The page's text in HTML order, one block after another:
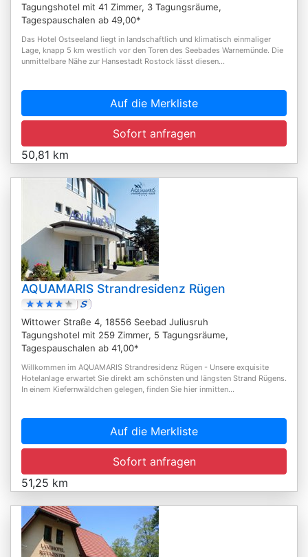
Tagungshotel mit 41 Zimmer, 3 Tagungsräume,
Tagespauschalen ab 49,00*
Das Hotel Ostseeland liegt in landschaftlich und klimatisch einmaliger
Lage, knapp 5 km westlich vor den Toren des Seebades Warnemünde. Die
unmittelbare Nähe zur Hansestadt Rostock lässt diesen...
Auf die Merkliste
Sofort anfragen
50,81 km
AQUAMARIS Strandresidenz Rügen
Wittower Straße 4, 18556 Seebad Juliusruh
Tagungshotel mit 259 Zimmer, 5 Tagungsräume,
Tagespauschalen ab 41,00*
Willkommen im AQUAMARIS Strandresidenz Rügen - Unsere exquisite
Hotelanlage erwartet Sie direkt am schönsten und längsten Strand Rügens.
In einem Kiefernwäldchen gelegen, finden Sie hier inmitten...
Auf die Merkliste
Sofort anfragen
51,25 km